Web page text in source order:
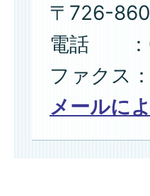
〒726-
電話 ：
ファクス
メールに